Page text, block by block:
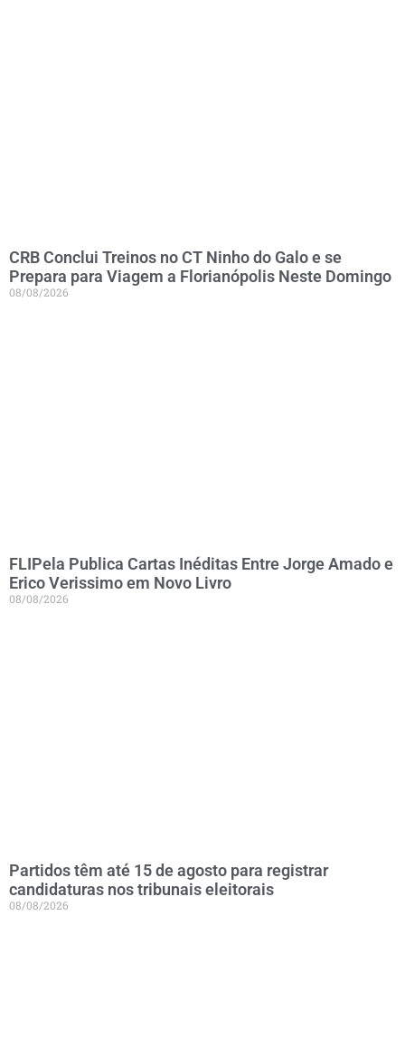
CRB Conclui Treinos no CT Ninho do Galo e se
Prepara para Viagem a Florianópolis Neste Domingo
08/08/2026
FLIPela Publica Cartas Inéditas Entre Jorge Amado e
Erico Verissimo em Novo Livro
08/08/2026
Partidos têm até 15 de agosto para registrar
candidaturas nos tribunais eleitorais
08/08/2026